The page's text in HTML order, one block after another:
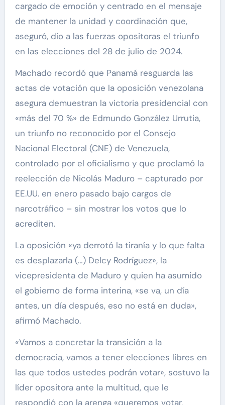
cargado de emoción y centrado en el mensaje
de mantener la unidad y coordinación que,
aseguró, dio a las fuerzas opositoras el triunfo
en las elecciones del 28 de julio de 2024.
Machado recordó que Panamá resguarda las
actas de votación que la oposición venezolana
asegura demuestran la victoria presidencial con
«más del 70 %» de Edmundo González Urrutia,
un triunfo no reconocido por el Consejo
Nacional Electoral (CNE) de Venezuela,
controlado por el oficialismo y que proclamó la
reelección de Nicolás Maduro – capturado por
EE.UU. en enero pasado bajo cargos de
narcotráfico – sin mostrar los votos que lo
acrediten.
La oposición «ya derrotó la tiranía y lo que falta
es desplazarla (…) Delcy Rodríguez», la
vicepresidenta de Maduro y quien ha asumido
el gobierno de forma interina, «se va, un día
antes, un día después, eso no está en duda»,
afirmó Machado.
«Vamos a concretar la transición a la
democracia, vamos a tener elecciones libres en
las que todos ustedes podrán votar», sostuvo la
líder opositora ante la multitud, que le
respondió con la arenga «queremos votar,